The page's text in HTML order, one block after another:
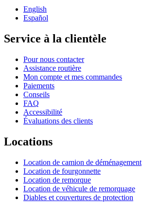
English
Español
Service à la clientèle
Pour nous contacter
Assistance routière
Mon compte et mes commandes
Paiements
Conseils
FAQ
Accessibilité
Évaluations des clients
Locations
Location de camion de déménagement
Location de fourgonnette
Location de remorque
Location de véhicule de remorquage
Diables et couvertures de protection